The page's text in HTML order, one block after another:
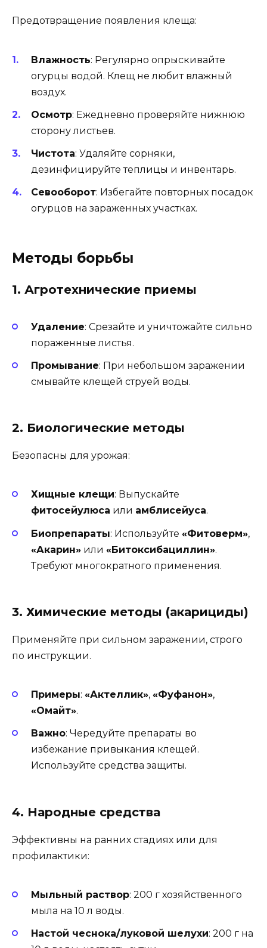
Предотвращение появления клеща:
Влажность: Регулярно опрыскивайте
огурцы водой. Клещ не любит влажный
воздух.
Осмотр: Ежедневно проверяйте нижнюю
сторону листьев.
Чистота: Удаляйте сорняки,
дезинфицируйте теплицы и инвентарь.
Севооборот: Избегайте повторных посадок
огурцов на зараженных участках.
Методы борьбы
1. Агротехнические приемы
Удаление: Срезайте и уничтожайте сильно
пораженные листья.
Промывание: При небольшом заражении
смывайте клещей струей воды.
2. Биологические методы
Безопасны для урожая:
Хищные клещи: Выпускайте
фитосейулюса или амблисейуса.
Биопрепараты: Используйте «Фитоверм»,
«Акарин» или «Битоксибациллин».
Требуют многократного применения.
3. Химические методы (акарициды)
Применяйте при сильном заражении, строго
по инструкции.
Примеры: «Актеллик», «Фуфанон»,
«Омайт».
Важно: Чередуйте препараты во
избежание привыкания клещей.
Используйте средства защиты.
4. Народные средства
Эффективны на ранних стадиях или для
профилактики:
Мыльный раствор: 200 г хозяйственного
мыла на 10 л воды.
Настой чеснока/луковой шелухи: 200 г на